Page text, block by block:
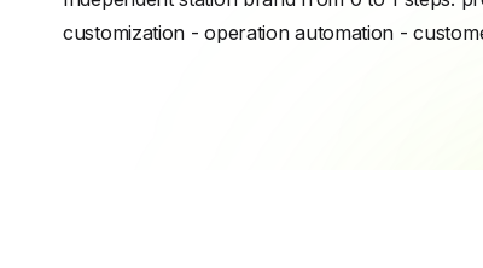
customization - operation automation -